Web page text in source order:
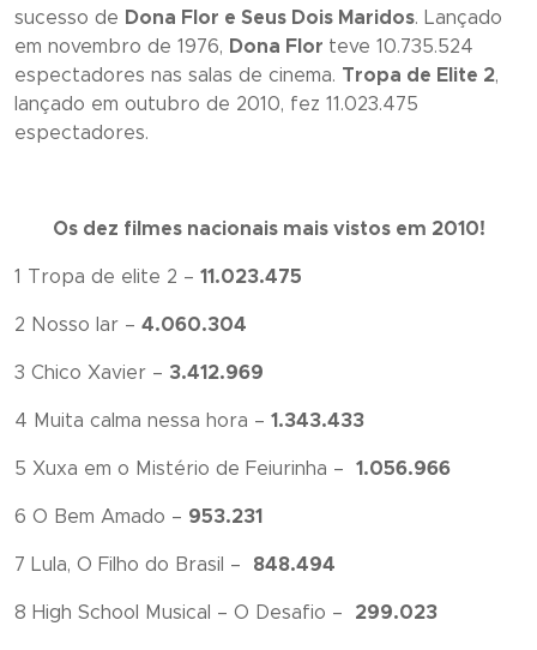
sucesso de Dona Flor e Seus Dois Maridos. Lançado
em novembro de 1976, Dona Flor teve 10.735.524
espectadores nas salas de cinema. Tropa de Elite 2,
lançado em outubro de 2010, fez 11.023.475
espectadores.
Os dez filmes nacionais mais vistos em 2010!
1 Tropa de elite 2 – 11.023.475
2 Nosso lar – 4.060.304
3 Chico Xavier – 3.412.969
4 Muita calma nessa hora – 1.343.433
5 Xuxa em o Mistério de Feiurinha – 1.056.966
6 O Bem Amado – 953.231
7 Lula, O Filho do Brasil – 848.494
8 High School Musical – O Desafio – 299.023